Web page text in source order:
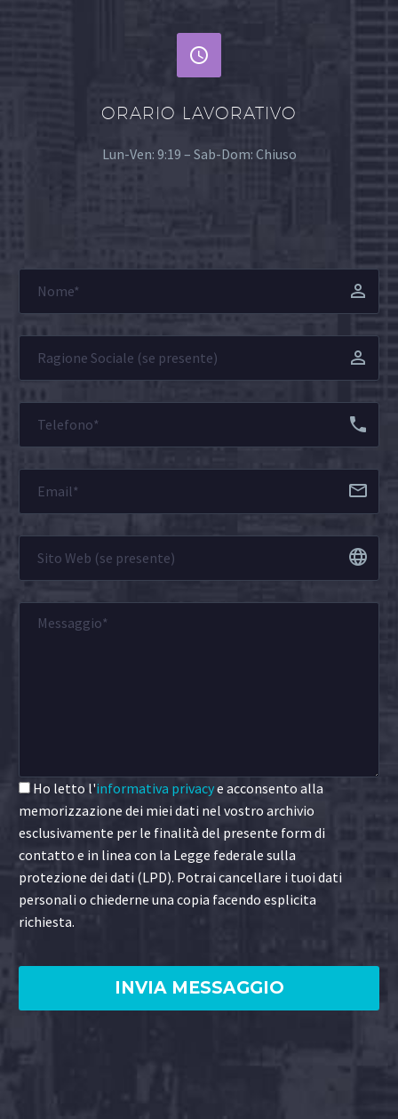


ORARIO LAVORATIVO
Lun-Ven: 9:19 – Sab-Dom: Chiuso
Ho letto l'informativa privacye acconsento alla
memorizzazione dei miei dati nel vostro archivio
esclusivamente per le finalità del presente form di
contatto e in linea con la Legge federale sulla
protezione dei dati (LPD). Potrai cancellare i tuoi dati
personali o chiederne una copia facendo esplicita
richiesta.